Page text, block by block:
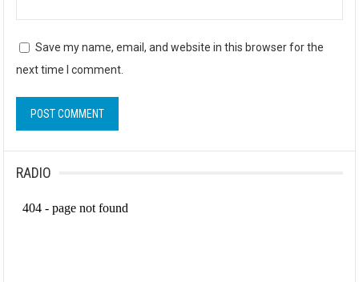
Save my name, email, and website in this browser for the
next time I comment.
RADIO